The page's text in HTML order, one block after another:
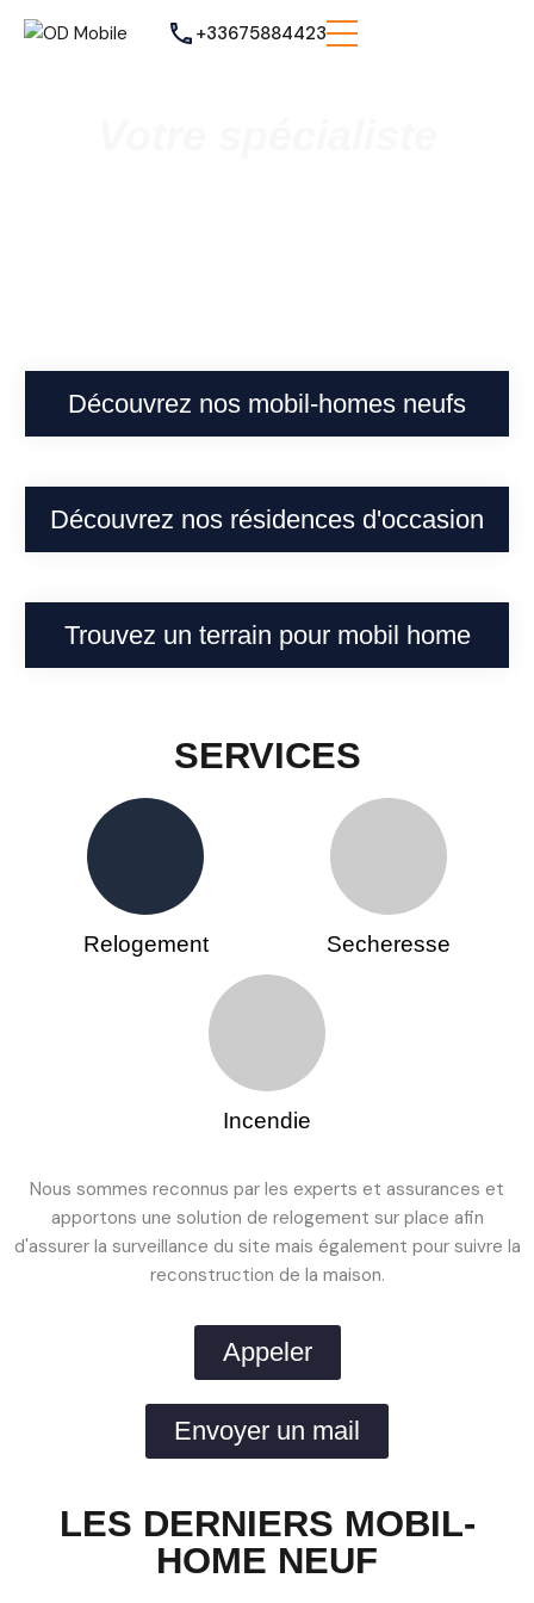
+33675884423
Découvrez nos mobil-homes neufs
Découvrez nos résidences d'occasion
Trouvez un terrain pour mobil home
SERVICES
Relogement Secheresse
Incendie
Nous sommes reconnus par les experts et assurances et
apportons une solution de relogement sur place afin
d'assurer la surveillance du site mais également pour suivre la
reconstruction de la maison.
Appeler
Envoyer un mail
LES DERNIERS MOBIL-
HOME NEUF